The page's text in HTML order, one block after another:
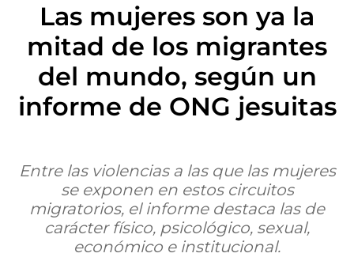
Las mujeres son ya la
mitad de los migrantes
del mundo, según un
informe de ONG jesuitas
Entre las violencias a las que las mujeres
se exponen en estos circuitos
migratorios, el informe destaca las de
carácter físico, psicológico, sexual,
económico e institucional.